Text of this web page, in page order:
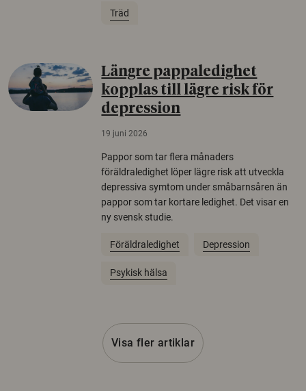
Träd
Längre pappaledighet
kopplas till lägre risk för
depression
19 juni 2026
Pappor som tar flera månaders
föräldraledighet löper lägre risk att utveckla
depressiva symtom under småbarnsåren än
pappor som tar kortare ledighet. Det visar en
ny svensk studie.
Föräldraledighet Depression
Psykisk hälsa
Visa fler artiklar